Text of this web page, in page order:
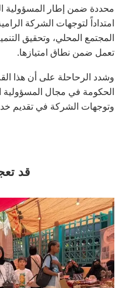
محددة ضمن إطار المسؤولية
امتداداً لتوجهات الشركة
المجتمع المحلي، وتحقيق
تعمل ضمن نطاق امتيازها.
وشدد الرحاحلة على أن هذا
الحكومة في مجال المسؤولية
وتوجهات الشركة في تقديم
قد